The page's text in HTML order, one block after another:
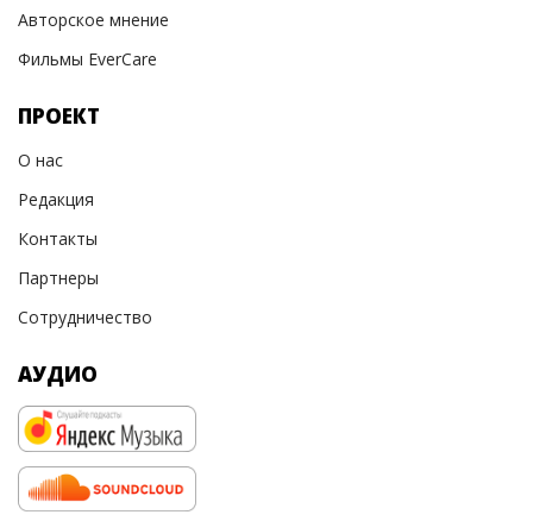
Авторское мнение
Фильмы EverCare
ПРОЕКТ
О нас
Редакция
Контакты
Партнеры
Сотрудничество
АУДИО